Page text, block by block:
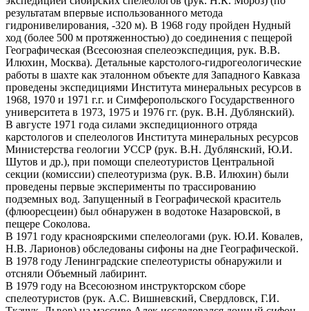
результатам впервые использованного метода
гидронивелирования, -320 м). В 1968 году пройден Нудный
ход (более 500 м протяженностью) до соединения с пещерой
Географическая (Всесоюзная спелеоэкспедиция, рук. В.В.
Илюхин, Москва). Детальные карстолого-гидрогеологические
работы в шахте как эталонном объекте для Западного Кавказа
проведены экспедициями Института минеральных ресурсов в
1968, 1970 и 1971 г.г. и Симферопольского Государственного
университета в 1973, 1975 и 1976 гг. (рук. В.Н. Дублянский).
В августе 1971 года силами экспедиционного отряда
карстологов и спелеологов Института минеральных ресурсов
Министерства геологии УССР (рук. В.Н. Дублянский, Ю.И.
Шутов и др.), при помощи спелеотуристов Центральной
секции (комиссии) спелеотуризма (рук. В.В. Илюхин) были
проведены первые эксперименты по трассированию
подземных вод. Запущенный в Географической краситель
(флюоресцеин) был обнаружен в водотоке Назаровской, в
пещере Соколова.
В 1971 году красноярскими спелеологами (рук. Ю.И. Ковалев,
Н.В. Ларионов) обследованы сифоны на дне Географической.
В 1978 году Ленинградские спелеотуристы обнаружили и
отсняли Объемный лабиринт.
В 1979 году на Всесоюзном инструкторском сборе
спелеотуристов (рук. А.С. Вишневский, Свердловск, Г.И.